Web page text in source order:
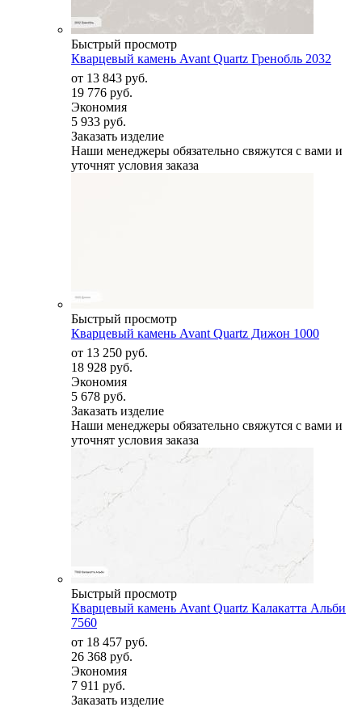
Быстрый просмотр
Кварцевый камень Avant Quartz Гренобль 2032
от 13 843 руб.
19 776 руб.
Экономия
5 933 руб.
Заказать изделие
Наши менеджеры обязательно свяжутся с вами и
уточнят условия заказа
Быстрый просмотр
Кварцевый камень Avant Quartz Дижон 1000
от 13 250 руб.
18 928 руб.
Экономия
5 678 руб.
Заказать изделие
Наши менеджеры обязательно свяжутся с вами и
уточнят условия заказа
Быстрый просмотр
Кварцевый камень Avant Quartz Калакатта Альби
7560
от 18 457 руб.
26 368 руб.
Экономия
7 911 руб.
Заказать изделие